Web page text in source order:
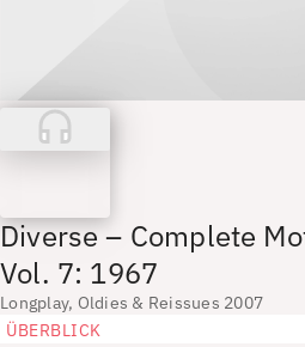
Diverse – Complete
Vol. 7: 1967
Longplay, Oldies & Reissues 2007
ÜBERBLICK